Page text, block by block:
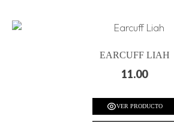
EARCUFF LIAH
11.00
VER PRODUCTO